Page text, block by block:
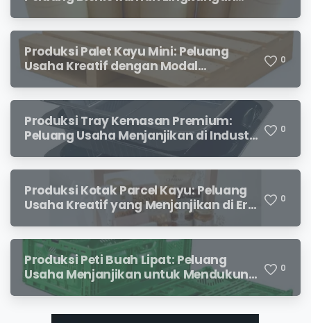
Produksi Palet Kayu Mini: Peluang
Usaha Kreatif dengan Modal
Terjangkau dan Potensi Keuntungan
0
Produksi Tray Kemasan Premium:
Peluang Usaha Menjanjikan di Industri
Packaging Modern
0
Produksi Kotak Parcel Kayu: Peluang
Usaha Kreatif yang Menjanjikan di Era
Kemasan Premium
0
Produksi Peti Buah Lipat: Peluang
Usaha Menjanjikan untuk Mendukung
Distribusi Hasil Pertanian
0